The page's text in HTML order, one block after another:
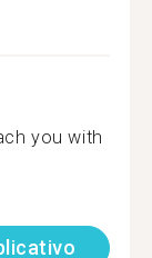
you with